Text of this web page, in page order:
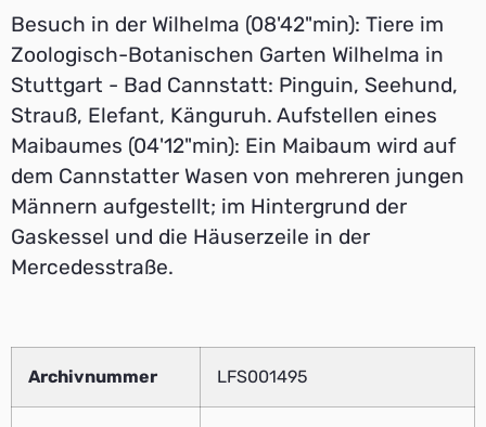
Besuch in der Wilhelma (08'42"min): Tiere im
Zoologisch-Botanischen Garten Wilhelma in
Stuttgart - Bad Cannstatt: Pinguin, Seehund,
Strauß, Elefant, Känguruh. Aufstellen eines
Maibaumes (04'12"min): Ein Maibaum wird auf
dem Cannstatter Wasen von mehreren jungen
Männern aufgestellt; im Hintergrund der
Gaskessel und die Häuserzeile in der
Mercedesstraße.
Archivnummer LFS001495